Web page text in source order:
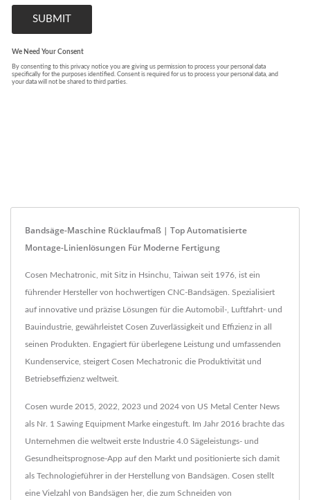
Bandsäge-Maschine Rücklaufmaß | Top Automatisierte
Montage-Linienlösungen Für Moderne Fertigung
Cosen Mechatronic, mit Sitz in Hsinchu, Taiwan seit 1976, ist ein
führender Hersteller von hochwertigen CNC-Bandsägen. Spezialisiert
auf innovative und präzise Lösungen für die Automobil-, Luftfahrt- und
Bauindustrie, gewährleistet Cosen Zuverlässigkeit und Effizienz in all
seinen Produkten. Engagiert für überlegene Leistung und umfassenden
Kundenservice, steigert Cosen Mechatronic die Produktivität und
Betriebseffizienz weltweit.
Cosen wurde 2015, 2022, 2023 und 2024 von US Metal Center News
als Nr. 1 Sawing Equipment Marke eingestuft. Im Jahr 2016 brachte das
Unternehmen die weltweit erste Industrie 4.0 Sägeleistungs- und
Gesundheitsprognose-App auf den Markt und positionierte sich damit
als Technologieführer in der Herstellung von Bandsägen. Cosen stellt
eine Vielzahl von Bandsägen her, die zum Schneiden von